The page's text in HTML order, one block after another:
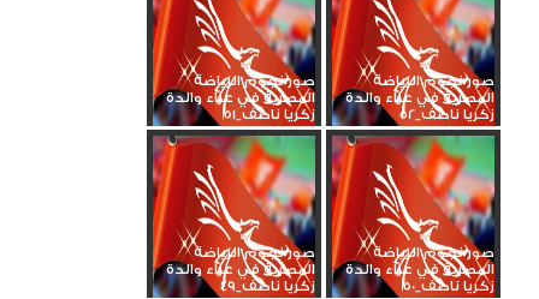
صور نجوم الرياضة
المصرية في عزاء والدة
زكريا ناصف_52
صور نجوم الرياضة
المصرية في عزاء والدة
زكريا ناصف_51
صور نجوم الرياضة
المصرية في عزاء والدة
زكريا ناصف_50
صور نجوم الرياضة
المصرية في عزاء والدة
زكريا ناصف_49